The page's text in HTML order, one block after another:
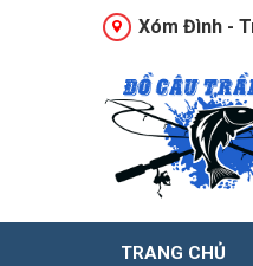
Xóm Đình -
TRANG CHỦ